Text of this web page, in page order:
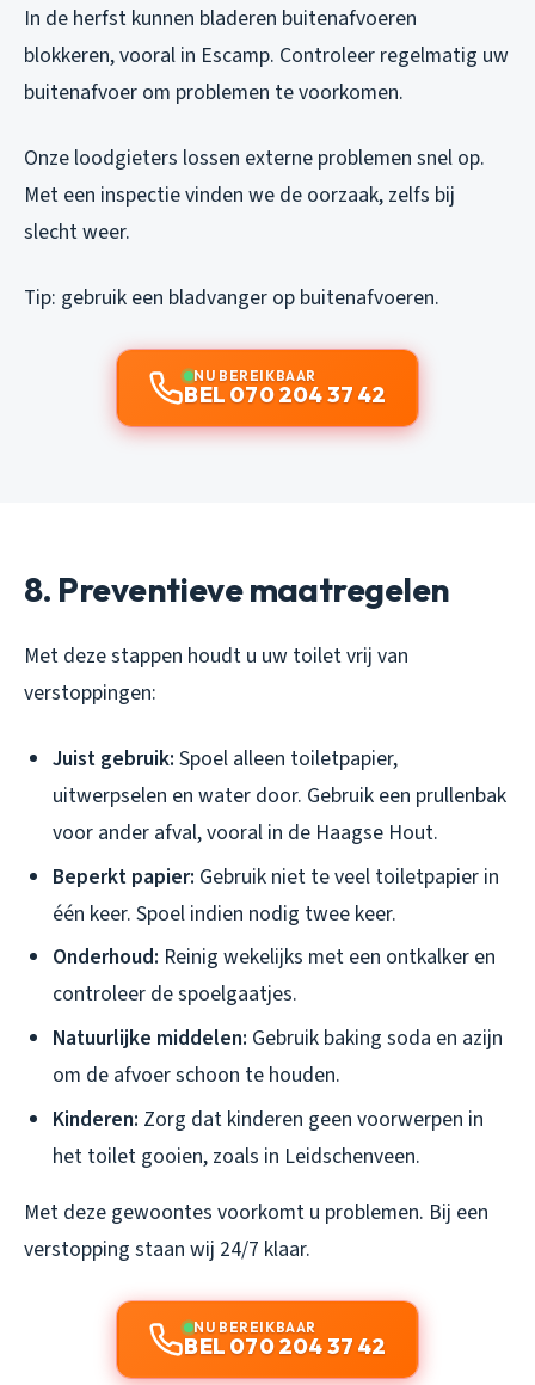
In de herfst kunnen bladeren buitenafvoeren
blokkeren, vooral in Escamp. Controleer regelmatig uw
buitenafvoer om problemen te voorkomen.
Onze loodgieters lossen externe problemen snel op.
Met een inspectie vinden we de oorzaak, zelfs bij
slecht weer.
Tip: gebruik een bladvanger op buitenafvoeren.
NU BEREIKBAAR
BEL 070 204 37 42
8. Preventieve maatregelen
Met deze stappen houdt u uw toilet vrij van
verstoppingen:
Juist gebruik: Spoel alleen toiletpapier,
uitwerpselen en water door. Gebruik een prullenbak
voor ander afval, vooral in de Haagse Hout.
Beperkt papier: Gebruik niet te veel toiletpapier in
één keer. Spoel indien nodig twee keer.
Onderhoud: Reinig wekelijks met een ontkalker en
controleer de spoelgaatjes.
Natuurlijke middelen: Gebruik baking soda en azijn
om de afvoer schoon te houden.
Kinderen: Zorg dat kinderen geen voorwerpen in
het toilet gooien, zoals in Leidschenveen.
Met deze gewoontes voorkomt u problemen. Bij een
verstopping staan wij 24/7 klaar.
NU BEREIKBAAR
BEL 070 204 37 42